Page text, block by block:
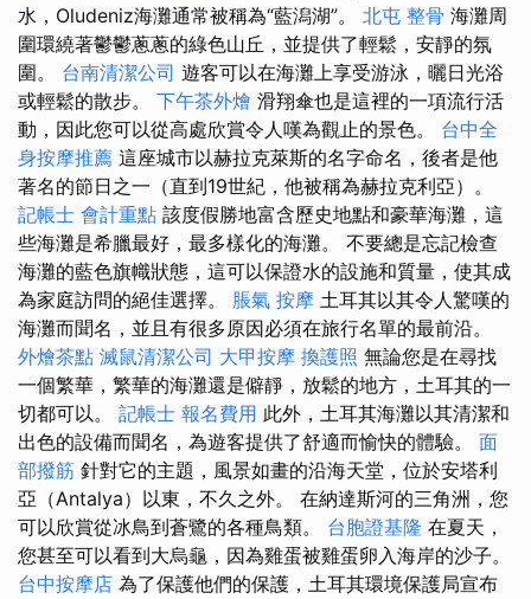
水，Oludeniz海灘通常被稱為“藍潟湖”。 北屯 整骨 海灘周
圍環繞著鬱鬱蔥蔥的綠色山丘，並提供了輕鬆，安靜的氛
圍。 台南清潔公司 遊客可以在海灘上享受游泳，曬日光浴
或輕鬆的散步。 下午茶外燴 滑翔傘也是這裡的一項流行活
動，因此您可以從高處欣賞令人嘆為觀止的景色。 台中全
身按摩推薦 這座城市以赫拉克萊斯的名字命名，後者是他
著名的節日之一（直到19世紀，他被稱為赫拉克利亞）。
記帳士 會計重點 該度假勝地富含歷史地點和豪華海灘，這
些海灘是希臘最好，最多樣化的海灘。 不要總是忘記檢查
海灘的藍色旗幟狀態，這可以保證水的設施和質量，使其成
為家庭訪問的絕佳選擇。 脹氣 按摩 土耳其以其令人驚嘆的
海灘而聞名，並且有很多原因必須在旅行名單的最前沿。
外燴茶點 滅鼠清潔公司 大甲按摩 換護照 無論您是在尋找
一個繁華，繁華的海灘還是僻靜，放鬆的地方，土耳其的一
切都可以。 記帳士 報名費用 此外，土耳其海灘以其清潔和
出色的設備而聞名，為遊客提供了舒適而愉快的體驗。 面
部撥筋 針對它的主題，風景如畫的沿海天堂，位於安塔利
亞（Antalya）以東，不久之外。 在納達斯河的三角洲，您
可以欣賞從冰鳥到蒼鷺的各種鳥類。 台胞證基隆 在夏天，
您甚至可以看到大烏龜，因為雞蛋被雞蛋卵入海岸的沙子。
台中按摩店 為了保護他們的保護，土耳其環境保護局宣布